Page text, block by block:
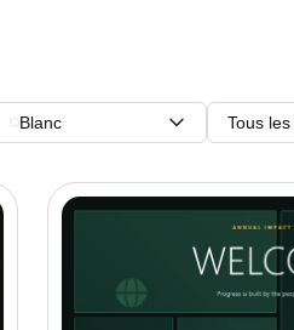
Blanc Tous